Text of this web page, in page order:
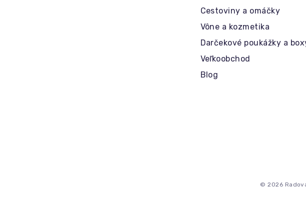
Cestoviny a omáčky
Vône a kozmetika
Darčekové poukážky a
Veľkoobchod
Blog
© 2026